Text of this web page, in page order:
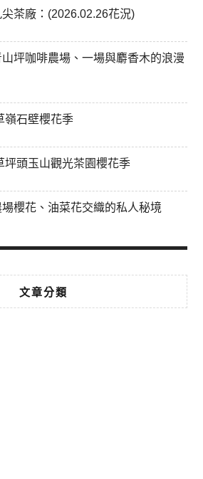
茶廠：(2026.02.26花況)
坪咖啡農場、一場與麝香木的浪漫
嶺石壁櫻花季
坪頭玉山觀光茶園櫻花季
櫻花、油菜花交織的私人秘境
文章分類